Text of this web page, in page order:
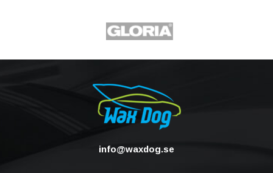
info@waxdog.se